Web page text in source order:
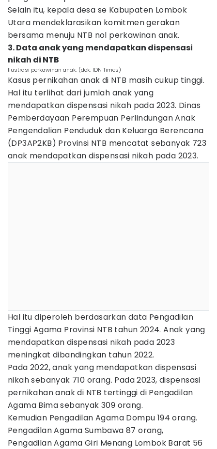
Selain itu, kepala desa se Kabupaten Lombok
Utara mendeklarasikan komitmen gerakan
bersama menuju NTB nol perkawinan anak.
3. Data anak yang mendapatkan dispensasi
nikah di NTB
Ilustrasi perkawinan anak. (dok. IDN Times)
Kasus pernikahan anak di NTB masih cukup tinggi.
Hal itu terlihat dari jumlah anak yang
mendapatkan dispensasi nikah pada 2023. Dinas
Pemberdayaan Perempuan Perlindungan Anak
Pengendalian Penduduk dan Keluarga Berencana
(DP3AP2KB) Provinsi NTB mencatat sebanyak 723
anak mendapatkan dispensasi nikah pada 2023.
Hal itu diperoleh berdasarkan data Pengadilan
Tinggi Agama Provinsi NTB tahun 2024. Anak yang
mendapatkan dispensasi nikah pada 2023
meningkat dibandingkan tahun 2022.
Pada 2022, anak yang mendapatkan dispensasi
nikah sebanyak 710 orang. Pada 2023, dispensasi
pernikahan anak di NTB tertinggi di Pengadilan
Agama Bima sebanyak 309 orang.
Kemudian Pengadilan Agama Dompu 194 orang.
Pengadilan Agama Sumbawa 87 orang,
Pengadilan Agama Giri Menang Lombok Barat 56